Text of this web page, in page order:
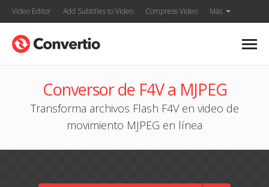
Video Editor Add Subtitles to Video Compress Video Más
Conversor de F4V a MJPEG
Transforma archivos Flash F4V en video de
movimiento MJPEG en línea